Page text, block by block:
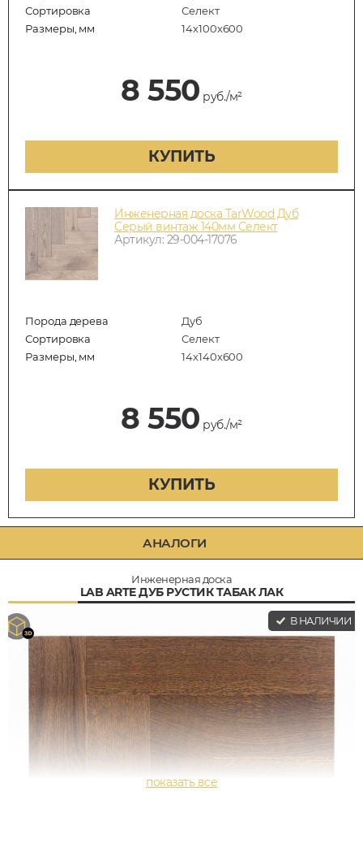
Сортировка
Селект
Размеры, мм
14х100х600
8 550 руб./м²
КУПИТЬ
Инженерная доска TarWood Дуб
Серый винтаж 140мм Селект
Артикул: 29-004-17076
Порода дерева
Дуб
Сортировка
Селект
Размеры, мм
14х140х600
8 550 руб./м²
КУПИТЬ
АНАЛОГИ
Инженерная доска
LAB ARTE ДУБ РУСТИК ТАБАК ЛАК
В НАЛИЧИИ